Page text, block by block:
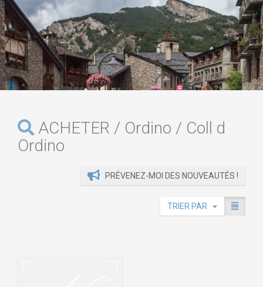
ACHETER / Ordino / Coll d
Ordino
PRÉVENEZ-MOI DES NOUVEAUTÉS !
TRIER PAR